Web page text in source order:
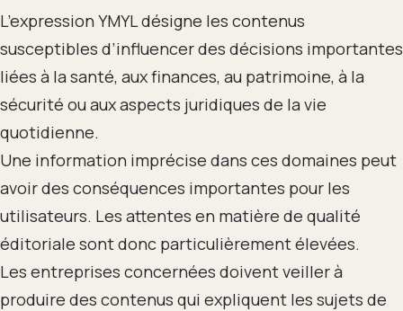
L’expression YMYL désigne les contenus
susceptibles d’influencer des décisions importantes
liées à la santé, aux finances, au patrimoine, à la
sécurité ou aux aspects juridiques de la vie
quotidienne.
Une information imprécise dans ces domaines peut
avoir des conséquences importantes pour les
utilisateurs. Les attentes en matière de qualité
éditoriale sont donc particulièrement élevées.
Les entreprises concernées doivent veiller à
produire des contenus qui expliquent les sujets de